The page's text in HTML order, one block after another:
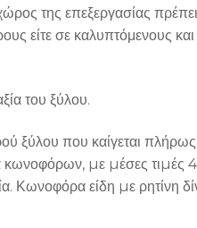
της επεξεργασίας
είτε σε καλυπτόμενους
του ξύλου.
ξύλου που καίγεται
κωνοφόρων, µε µέσες
είδη µε ρητίνη